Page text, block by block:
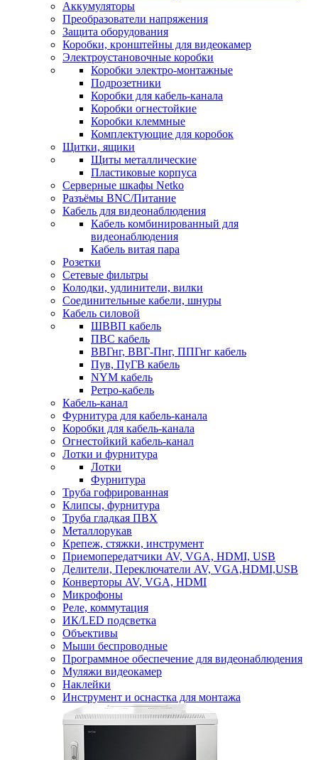
Аккумуляторы
Преобразователи напряжения
Защита оборудования
Коробки, кронштейны для видеокамер
Электроустановочные коробки
Коробки электро-монтажные
Подрозетники
Коробки для кабель-канала
Коробки огнестойкие
Коробки клеммные
Комплектующие для коробок
Щитки, ящики
Щиты металлические
Пластиковые корпуса
Серверные шкафы Netko
Разъёмы BNC/Питание
Кабель для видеонаблюдения
Кабель комбинированный для
видеонаблюдения
Кабель витая пара
Розетки
Сетевые фильтры
Колодки, удлинители, вилки
Соединительные кабели, шнуры
Кабель силовой
ШВВП кабель
ПВС кабель
ВВГнг, ВВГ-Пнг, ППГнг кабель
Пув, ПуГВ кабель
NYM кабель
Ретро-кабель
Кабель-канал
Фурнитура для кабель-канала
Коробки для кабель-канала
Огнестойкий кабель-канал
Лотки и фурнитура
Лотки
Фурнитура
Труба гофрированная
Клипсы, фурнитура
Труба гладкая ПВХ
Металлорукав
Крепеж, стяжки, инструмент
Приемопередатчики AV, VGA, HDMI, USB
Делители, Переключатели AV, VGA,HDMI,USB
Конверторы AV, VGA, HDMI
Микрофоны
Реле, коммутация
ИК/LED подсветка
Объективы
Мыши беспроводные
Программное обеспечение для видеонаблюдения
Муляжи видеокамер
Наклейки
Инструмент и оснастка для монтажа